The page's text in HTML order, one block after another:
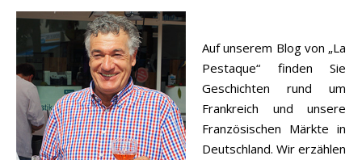
Auf unserem Blog von „La
Pestaque“ finden Sie
Geschichten rund um
Frankreich und unsere
Französischen Märkte in
Deutschland. Wir erzählen